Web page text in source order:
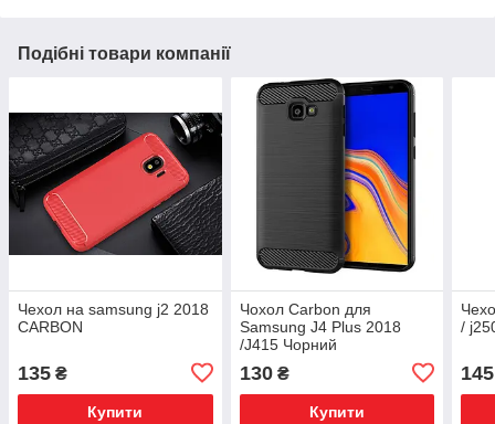
Подібні товари компанії
Чехол на samsung j2 2018
CARBON
135 ₴
Купити
Чохол Carbon для
Samsung J4 Plus 2018
/J415 Чорний
130₴
Купити
/
145